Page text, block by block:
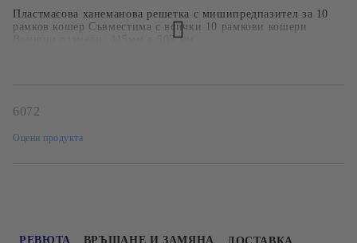
Пластмасова ханеманова решетка с мишипредпазител за 10
рамков кошер Съвместима с всички 10 рамкови кошери
Външни размери: 415мм х 503 мм
6072
Оцени продукта
РЕВЮТА ВРЪЩАНЕ И ЗАМЯНА